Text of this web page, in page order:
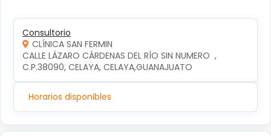
Consultorio
CLÍNICA SAN FERMIN
CALLE LÁZARO CÁRDENAS DEL RÍO SIN NUMERO  ,
C.P.38090, CELAYA, CELAYA,GUANAJUATO
Horarios disponibles